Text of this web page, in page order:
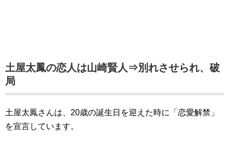
土屋太鳳の恋人は山崎賢人⇒別れさせられ、破
局
土屋太鳳さんは、20歳の誕生日を迎えた時に「恋愛解禁」
を宣言しています。